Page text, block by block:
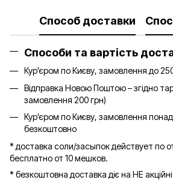
Способ доставки
Способи та вартість
Кур'єром по Києву, замовлення до
Відправка Новою Поштою – згідно
замовлення 200 грн)
Кур'єром по Києву, замовлення
безкоштовно
* доставка соли/засыпок действует по
бесплатно от 10 мешков.
* безкоштовна доставка діє на НЕ